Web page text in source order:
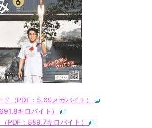
ド（PDF：5.69メガバイト）
キロバイト）
PDF：889.7キロバイト）